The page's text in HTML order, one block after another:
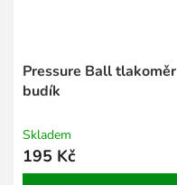
Pressure Ball tlakoměr
budík
Skladem
195 Kč